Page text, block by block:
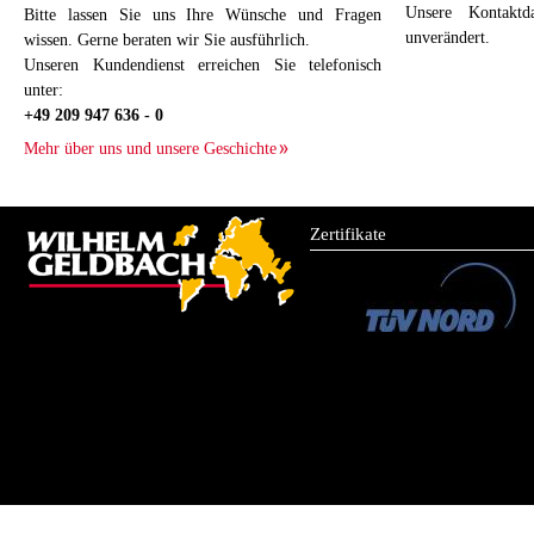
Bitte lassen Sie uns Ihre Wünsche und Fragen
wissen. Gerne beraten wir Sie ausführlich.
Unseren Kundendienst erreichen Sie telefonisch
unter:
+49 209 947 636 - 0
Mehr über uns und unsere Geschichte
Unsere
unverändert.
Zertifikate